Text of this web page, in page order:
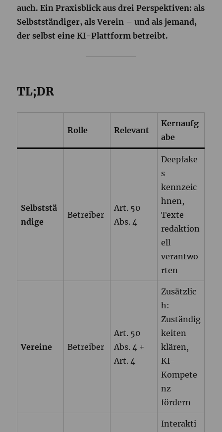
auch. Ein Praxisblick aus drei Perspektiven: als
Selbstständiger, als Verein – und als jemand,
der selbst eine KI-Plattform betreibt.
TL;DR
Rolle Relevant
Kernaufg
abe
Selbststä
ndige
Betreiber
Art. 50
Abs. 4
Deepfake
s
kennzeic
hnen,
Texte
redaktion
ell
verantwo
rten
Vereine Betreiber
Art. 50
Abs. 4 +
Art. 4
Zusätzlic
h:
Zuständig
keiten
klären,
KI-
Kompete
nz
fördern
Interakti